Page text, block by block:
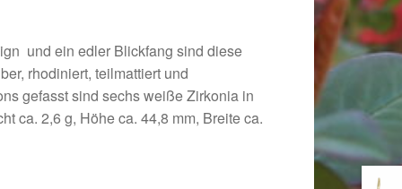
und ein edler Blickfang sind diese
rhodiniert, teilmattiert und
gefasst sind sechs weiße Zirkonia in
ca. 2,6 g, Höhe ca. 44,8 mm, Breite ca.